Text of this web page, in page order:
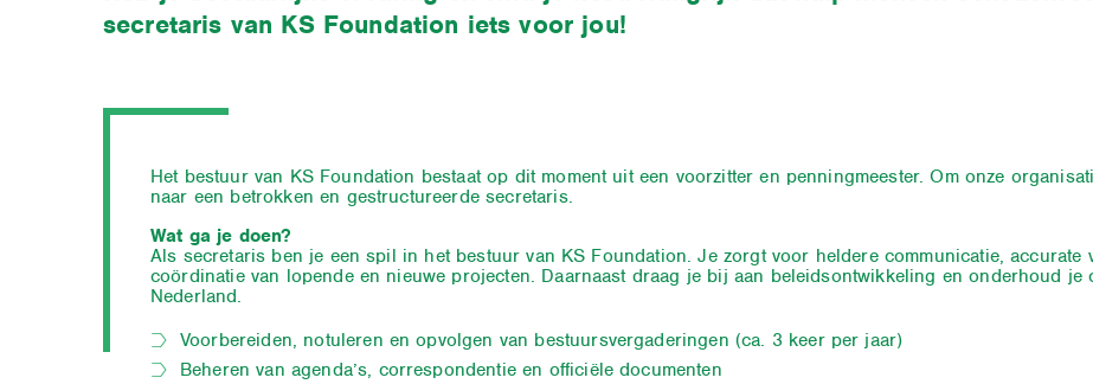
secretaris van KS Foundation iets voor jou!
Het bestuur van KS Foundation bestaat op dit moment uit een voorzitter en penningmeester. Om onze
naar een betrokken en gestructureerde secretaris.
Wat ga je doen?
Als secretaris ben je een spil in het bestuur van KS Foundation. Je zorgt voor heldere communicatie,
coördinatie van lopende en nieuwe projecten. Daarnaast draag je bij aan beleidsontwikkeling en onderhoud je
Nederland.
Voorbereiden, notuleren en opvolgen van bestuursvergaderingen (ca. 3 keer per jaar)
Beheren van agenda’s, correspondentie en officiële documenten